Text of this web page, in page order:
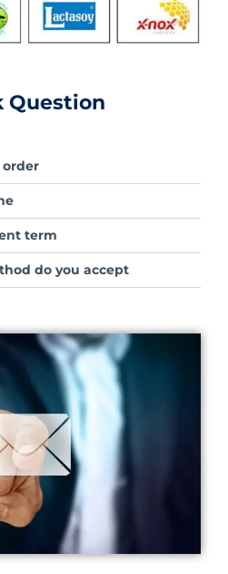
Question
order
term
do you accept